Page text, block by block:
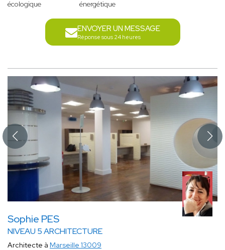
écologique énergétique
ENVOYER UN MESSAGE
Réponse sous 24 heures
Sophie PES
NIVEAU 5 ARCHITECTURE
Architecte à Marseille 13009